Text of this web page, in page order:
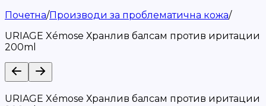
Почетна/Производи за проблематична кожа/
URIAGE Xémose Хранлив балсам против иритации
200ml
URIAGE Xémose Хранлив балсам против иритации